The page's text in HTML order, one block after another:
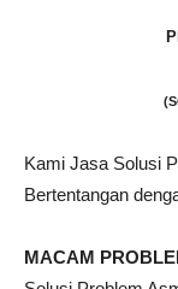
Kami Jasa Solusi
Bertentangan
MACAM